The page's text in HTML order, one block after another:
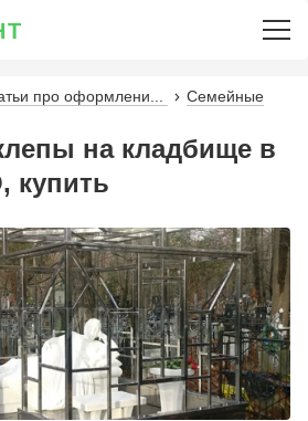
про оформлени...
Семейные
на кладбище в
купить